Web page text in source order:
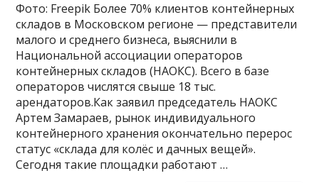
Фото: Freepik Более 70% клиентов контейнерных
складов в Московском регионе — представители
малого и среднего бизнеса, выяснили в
Национальной ассоциации операторов
контейнерных складов (НАОКС). Всего в базе
операторов числятся свыше 18 тыс.
арендаторов.Как заявил председатель НАОКС
Артем Замараев, рынок индивидуального
контейнерного хранения окончательно перерос
статус «склада для колёс и дачных вещей».
Сегодня такие площадки работают …